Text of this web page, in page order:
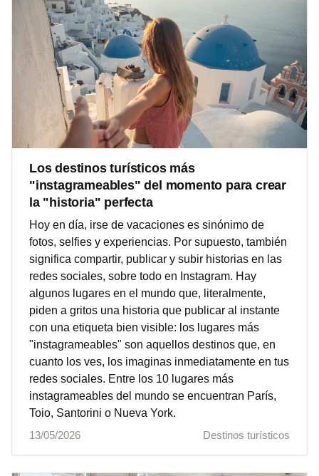
Los destinos turísticos más
"instagrameables" del momento para crear
la "historia" perfecta
Hoy en día, irse de vacaciones es sinónimo de
fotos, selfies y experiencias. Por supuesto, también
significa compartir, publicar y subir historias en las
redes sociales, sobre todo en Instagram. Hay
algunos lugares en el mundo que, literalmente,
piden a gritos una historia que publicar al instante
con una etiqueta bien visible: los lugares más
"instagrameables" son aquellos destinos que, en
cuanto los ves, los imaginas inmediatamente en tus
redes sociales. Entre los 10 lugares más
instagrameables del mundo se encuentran París,
Toio, Santorini o Nueva York.
13/05/2026
Destinos turísticos